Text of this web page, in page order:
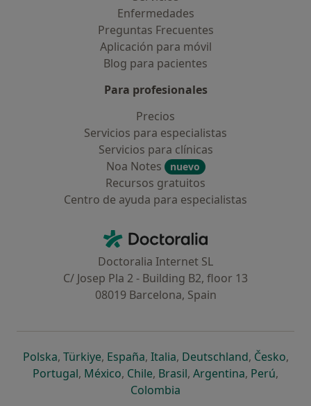
Enfermedades
Preguntas Frecuentes
Aplicación para móvil
Blog para pacientes
Para profesionales
Precios
Servicios para especialistas
Servicios para clínicas
Noa Notes
nuevo
Recursos gratuitos
Centro de ayuda para especialistas
Doctoralia - Página de inicio
Doctoralia Internet SL
C/ Josep Pla 2 - Building B2, floor 13
08019 Barcelona, Spain
Polskase abre en una nueva pestaña
, Türkiyese abre en una nueva pestaña
, Españase abre en una nueva pestaña
, Italiase abre en una nueva
, Deutschlandse abre en
, Českose
,
Portugalse abre en una nueva pestaña
, Méxicose abre en una nueva pestaña
, Chilese abre en una nueva pestaña
, Brasilse abre en una nueva
, Argentinase abre en
, Perúse
,
Colombia